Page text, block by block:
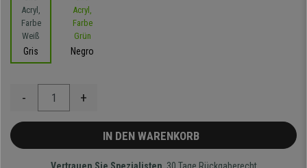
Gris Negro
- +
IN DEN WARENKORB